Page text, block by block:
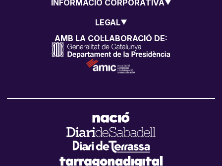
INFORMACIÓ CORPORATIVA
LEGAL
AMB LA COL·LABORACIÓ DE: